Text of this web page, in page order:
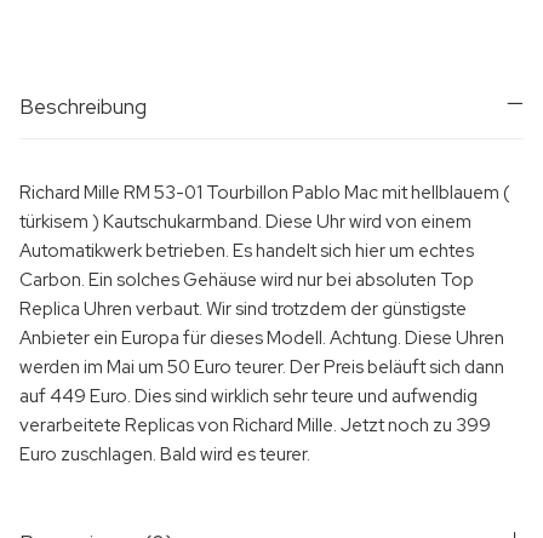
Beschreibung
Richard Mille RM 53-01 Tourbillon Pablo Mac mit hellblauem (
türkisem ) Kautschukarmband. Diese Uhr wird von einem
Automatikwerk betrieben. Es handelt sich hier um echtes
Carbon. Ein solches Gehäuse wird nur bei absoluten Top
Replica Uhren verbaut. Wir sind trotzdem der günstigste
Anbieter ein Europa für dieses Modell. Achtung. Diese Uhren
werden im Mai um 50 Euro teurer. Der Preis beläuft sich dann
auf 449 Euro. Dies sind wirklich sehr teure und aufwendig
verarbeitete Replicas von Richard Mille. Jetzt noch zu 399
Euro zuschlagen. Bald wird es teurer.